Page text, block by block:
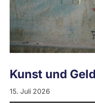
Kunst und
15. Juli 2026